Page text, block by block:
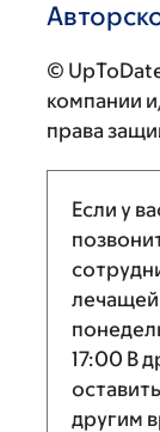
©
компании
права
Если у
лечащей
17:00 В
другим